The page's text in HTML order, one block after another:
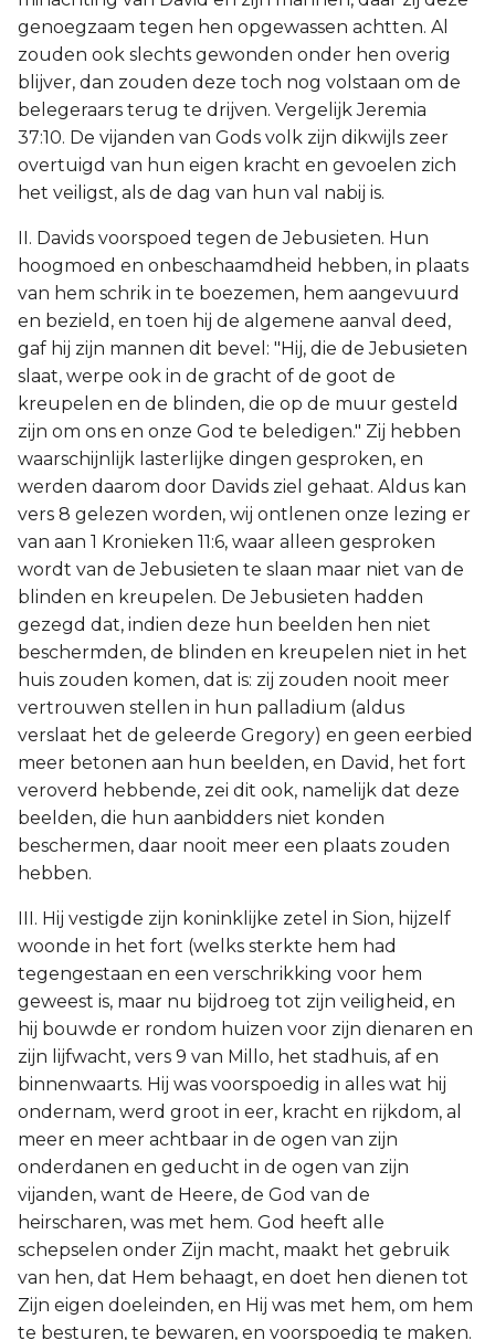
genoegzaam tegen hen opgewassen achtten. Al
zouden ook slechts gewonden onder hen overig
blijver, dan zouden deze toch nog volstaan om de
belegeraars terug te drijven. Vergelijk Jeremia
37:10. De vijanden van Gods volk zijn dikwijls zeer
overtuigd van hun eigen kracht en gevoelen zich
het veiligst, als de dag van hun val nabij is.
II. Davids voorspoed tegen de Jebusieten. Hun
hoogmoed en onbeschaamdheid hebben, in plaats
van hem schrik in te boezemen, hem aangevuurd
en bezield, en toen hij de algemene aanval deed,
gaf hij zijn mannen dit bevel: "Hij, die de Jebusieten
slaat, werpe ook in de gracht of de goot de
kreupelen en de blinden, die op de muur gesteld
zijn om ons en onze God te beledigen." Zij hebben
waarschijnlijk lasterlijke dingen gesproken, en
werden daarom door Davids ziel gehaat. Aldus kan
vers 8 gelezen worden, wij ontlenen onze lezing er
van aan 1 Kronieken 11:6, waar alleen gesproken
wordt van de Jebusieten te slaan maar niet van de
blinden en kreupelen. De Jebusieten hadden
gezegd dat, indien deze hun beelden hen niet
beschermden, de blinden en kreupelen niet in het
huis zouden komen, dat is: zij zouden nooit meer
vertrouwen stellen in hun palladium (aldus
verslaat het de geleerde Gregory) en geen eerbied
meer betonen aan hun beelden, en David, het fort
veroverd hebbende, zei dit ook, namelijk dat deze
beelden, die hun aanbidders niet konden
beschermen, daar nooit meer een plaats zouden
hebben.
III. Hij vestigde zijn koninklijke zetel in Sion, hijzelf
woonde in het fort (welks sterkte hem had
tegengestaan en een verschrikking voor hem
geweest is, maar nu bijdroeg tot zijn veiligheid, en
hij bouwde er rondom huizen voor zijn dienaren en
zijn lijfwacht, vers 9 van Millo, het stadhuis, af en
binnenwaarts. Hij was voorspoedig in alles wat hij
ondernam, werd groot in eer, kracht en rijkdom, al
meer en meer achtbaar in de ogen van zijn
onderdanen en geducht in de ogen van zijn
vijanden, want de Heere, de God van de
heirscharen, was met hem. God heeft alle
schepselen onder Zijn macht, maakt het gebruik
van hen, dat Hem behaagt, en doet hen dienen tot
Zijn eigen doeleinden, en Hij was met hem, om hem
te besturen, te bewaren, en voorspoedig te maken.